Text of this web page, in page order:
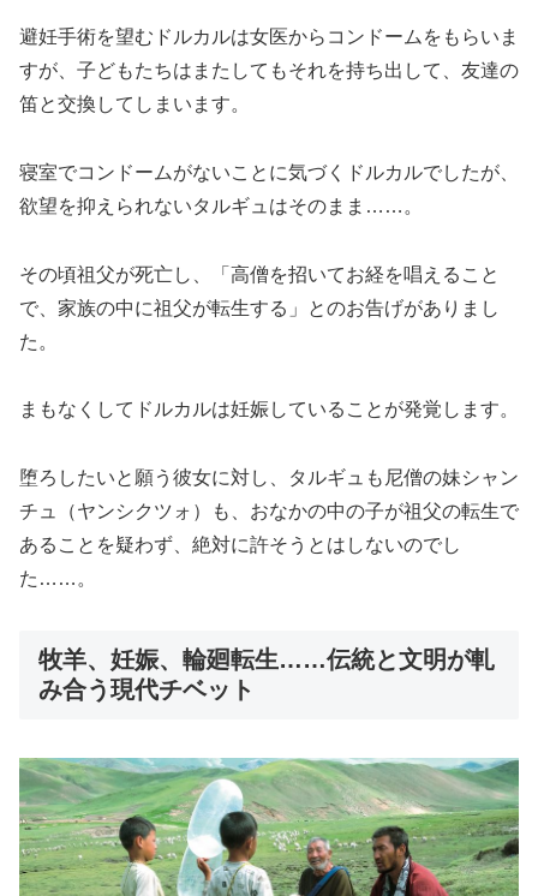
避妊手術を望むドルカルは女医からコンドームをもらいま
すが、子どもたちはまたしてもそれを持ち出して、友達の
笛と交換してしまいます。
寝室でコンドームがないことに気づくドルカルでしたが、
欲望を抑えられないタルギュはそのまま……。
その頃祖父が死亡し、「高僧を招いてお経を唱えること
で、家族の中に祖父が転生する」とのお告げがありまし
た。
まもなくしてドルカルは妊娠していることが発覚します。
堕ろしたいと願う彼女に対し、タルギュも尼僧の妹シャン
チュ（ヤンシクツォ）も、おなかの中の子が祖父の転生で
あることを疑わず、絶対に許そうとはしないのでし
た……。
牧羊、妊娠、輪廻転生……伝統と文明が軋
み合う現代チベット